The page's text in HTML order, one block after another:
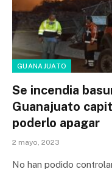
GUANAJUATO
Se incendia
Guanajuato
poderlo apagar
2 mayo, 2023
No han podido